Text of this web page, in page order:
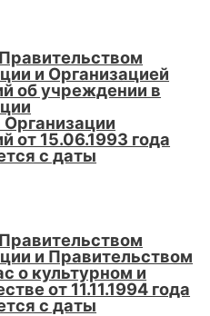
и Организацией
об учреждении в
от 15.06.1993 года
с даты
и Правительством
о культурном и
от 11.11.1994 года
с даты